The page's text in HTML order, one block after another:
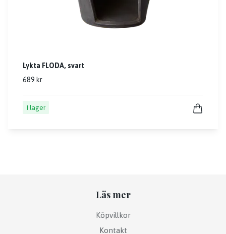
Lykta FLODA, svart
689 kr
I lager
Läs mer
Köpvillkor
Kontakt